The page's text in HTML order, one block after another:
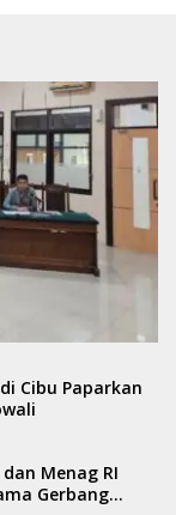
Cibu Paparkan
Menag RI
Gerbang